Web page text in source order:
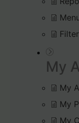
My
My
My
My